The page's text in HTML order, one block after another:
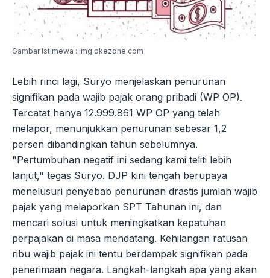
Gambar Istimewa : img.okezone.com
Lebih rinci lagi, Suryo menjelaskan penurunan
signifikan pada wajib pajak orang pribadi (WP OP).
Tercatat hanya 12.999.861 WP OP yang telah
melapor, menunjukkan penurunan sebesar 1,2
persen dibandingkan tahun sebelumnya.
"Pertumbuhan negatif ini sedang kami teliti lebih
lanjut," tegas Suryo. DJP kini tengah berupaya
menelusuri penyebab penurunan drastis jumlah wajib
pajak yang melaporkan SPT Tahunan ini, dan
mencari solusi untuk meningkatkan kepatuhan
perpajakan di masa mendatang. Kehilangan ratusan
ribu wajib pajak ini tentu berdampak signifikan pada
penerimaan negara. Langkah-langkah apa yang akan